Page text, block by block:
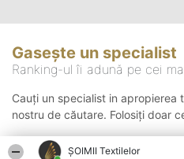
ȘOIMII Textilelor
Gasește un specialist
Ranking-ul îi adună pe cei
Cauți un specialist in apropierea
nostru de căutare. Folosiți doar